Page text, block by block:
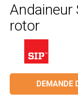
Andaineur
rotor
DEMANDE